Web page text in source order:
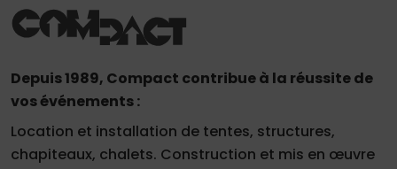
Depuis 1989, Compact contribue à la réussite de
vos événements :
Location et installation de tentes, structures,
chapiteaux, chalets. Construction et mis en œuvre